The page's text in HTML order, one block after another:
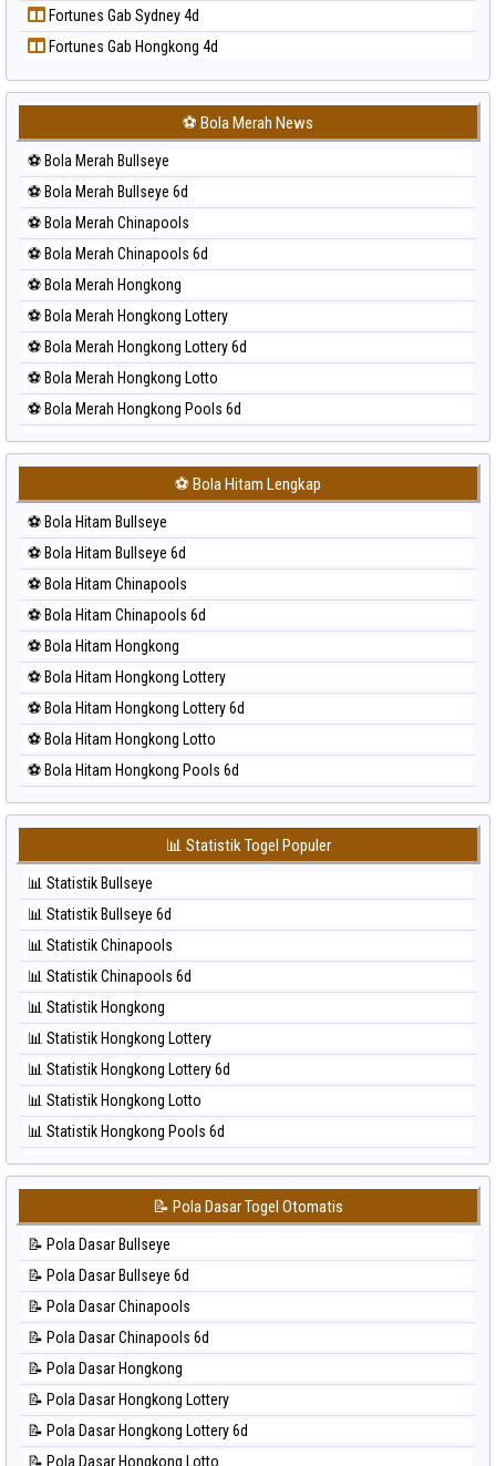
Prediksi Sydney
Prediksi Sydney Lottery
Prediksi Sydney Lottery 6d
Prediksi Sydney Pools 6d
Prediksi Taipei
Prediksi Taiwan
Fortunes Gab Sydney 4d
Fortunes Gab Hongkong 4d
⚽ Bola Merah News
⚽ Bola Merah Bullseye
⚽ Bola Merah Bullseye 6d
⚽ Bola Merah Chinapools
⚽ Bola Merah Chinapools 6d
⚽ Bola Merah Hongkong
⚽ Bola Merah Hongkong Lottery
⚽ Bola Merah Hongkong Lottery 6d
⚽ Bola Merah Hongkong Lotto
⚽ Bola Merah Hongkong Pools 6d
⚽ Bola Merah Japan
⚽ Bola Merah Japan 6d
⚽ Bola Merah Korea
⚽ Bola Merah Kuda Lari
⚽ Bola Merah Magnum Cambodia
⚽ Bola Merah Nagoya
⚽ Bola Merah North Carolina Day
⚽ Bola Merah Pcso
⚽ Bola Merah Sao Paulo
⚽ Bola Merah Singapore
⚽ Bola Merah Sydney
⚽ Bola Merah Sydney Lottery
⚽ Bola Merah Sydney Lottery 6d
⚽ Bola Merah Sydney Lotto
⚽ Bola Merah Sydney Pools 6d
⚽ Bola Merah Taipei
⚽ Bola Merah Taiwan
⚽ Bola Hitam Lengkap
⚽ Bola Hitam Bullseye
⚽ Bola Hitam Bullseye 6d
⚽ Bola Hitam Chinapools
⚽ Bola Hitam Chinapools 6d
⚽ Bola Hitam Hongkong
⚽ Bola Hitam Hongkong Lottery
⚽ Bola Hitam Hongkong Lottery 6d
⚽ Bola Hitam Hongkong Lotto
⚽ Bola Hitam Hongkong Pools 6d
⚽ Bola Hitam Japan
⚽ Bola Hitam Japan 6d
⚽ Bola Hitam Korea
⚽ Bola Hitam Kuda Lari
⚽ Bola Hitam Magnum Cambodia
⚽ Bola Hitam Nagoya
⚽ Bola Hitam North Carolina Day
⚽ Bola Hitam Pcso
⚽ Bola Hitam Sao Paulo
⚽ Bola Hitam Singapore
⚽ Bola Hitam Sydney
⚽ Bola Hitam Sydney Lottery
⚽ Bola Hitam Sydney Lottery 6d
⚽ Bola Hitam Sydney Lotto
⚽ Bola Hitam Sydney Pools 6d
⚽ Bola Hitam Taipei
⚽ Bola Hitam Taiwan
📊 Statistik Togel Populer
📊 Statistik Bullseye
📊 Statistik Bullseye 6d
📊 Statistik Chinapools
📊 Statistik Chinapools 6d
📊 Statistik Hongkong
📊 Statistik Hongkong Lottery
📊 Statistik Hongkong Lottery 6d
📊 Statistik Hongkong Lotto
📊 Statistik Hongkong Pools 6d
📊 Statistik Japan
📊 Statistik Japan 6d
📊 Statistik Korea
📊 Statistik Kuda Lari
📊 Statistik Magnum Cambodia
📊 Statistik Nagoya
📊 Statistik New York Midday
📊 Statistik North Carolina Day
📊 Statistik Pcso
📊 Statistik Pennsylvania Day
📝 Pola Dasar Togel Otomatis
📝 Pola Dasar Bullseye
📝 Pola Dasar Bullseye 6d
📝 Pola Dasar Chinapools
📝 Pola Dasar Chinapools 6d
📝 Pola Dasar Hongkong
📝 Pola Dasar Hongkong Lottery
📝 Pola Dasar Hongkong Lottery 6d
📝 Pola Dasar Hongkong Lotto